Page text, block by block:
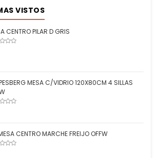
VISTOS
CENTRO PILAR D GRIS
MESA C/VIDRIO 120X80CM 4 SILLAS
CENTRO MARCHE FREIJO OFFW